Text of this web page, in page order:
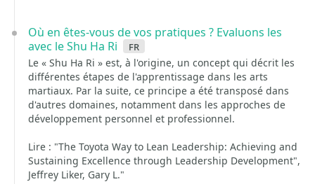
Où en êtes-vous de vos pratiques ? Evaluons les
avec le Shu Ha Ri
fr
Le « Shu Ha Ri » est, à l'origine, un concept qui décrit les
différentes étapes de l'apprentissage dans les arts
martiaux. Par la suite, ce principe a été transposé dans
d'autres domaines, notamment dans les approches de
développement personnel et professionnel.
Lire : "The Toyota Way to Lean Leadership: Achieving and
Sustaining Excellence through Leadership Development",
Jeffrey Liker, Gary L."